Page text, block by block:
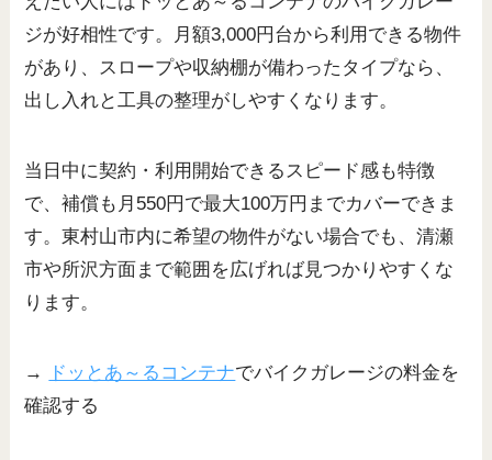
ジが好相性です。月額3,000円台から利用できる物件
があり、スロープや収納棚が備わったタイプなら、
出し入れと工具の整理がしやすくなります。
当日中に契約・利用開始できるスピード感も特徴
で、補償も月550円で最大100万円までカバーできま
す。東村山市内に希望の物件がない場合でも、清瀬
市や所沢方面まで範囲を広げれば見つかりやすくな
ります。
→ ドッとあ～るコンテナでバイクガレージの料金を
確認する